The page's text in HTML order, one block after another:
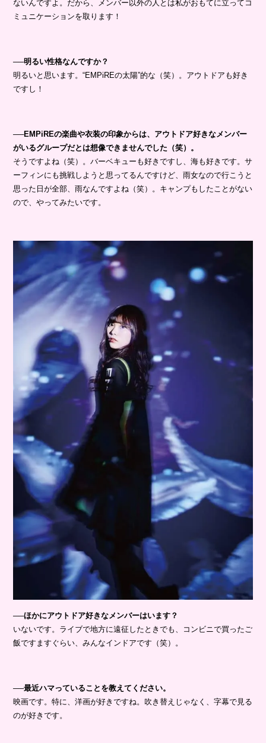
ないんですよ。だから、メンバー以外の人とは私がおもてに立ってコ
ミュニケーションを取ります！
──明るい性格なんですか？
明るいと思います。“EMPiREの太陽”的な（笑）。アウトドアも好き
ですし！
──EMPiREの楽曲や衣装の印象からは、アウトドア好きなメンバー
がいるグループだとは想像できませんでした（笑）。
そうですよね（笑）。バーベキューも好きですし、海も好きです。サ
ーフィンにも挑戦しようと思ってるんですけど、雨女なので行こうと
思った日が全部、雨なんですよね（笑）。キャンプもしたことがない
ので、やってみたいです。
──ほかにアウトドア好きなメンバーはいます？
いないです。ライブで地方に遠征したときでも、コンビニで買ったご
飯ですますぐらい、みんなインドアです（笑）。
──最近ハマっていることを教えてください。
映画です。特に、洋画が好きですね。吹き替えじゃなく、字幕で見る
のが好きです。